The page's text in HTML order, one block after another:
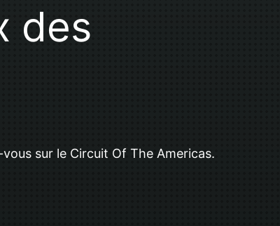
des
sur le Circuit Of The Americas.